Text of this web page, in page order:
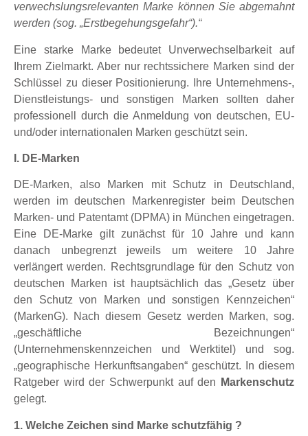
verwechslungsrelevanten Marke können Sie abgemahnt
werden (sog. „Erstbegehungsgefahr“).“
Eine starke Marke bedeutet Unverwechselbarkeit auf
Ihrem Zielmarkt. Aber nur rechtssichere Marken sind der
Schlüssel zu dieser Positionierung. Ihre Unternehmens-,
Dienstleistungs- und sonstigen Marken sollten daher
professionell durch die Anmeldung von deutschen, EU-
und/oder internationalen Marken geschützt sein.
I. DE-Marken
DE-Marken, also Marken mit Schutz in Deutschland,
werden im deutschen Markenregister beim Deutschen
Marken- und Patentamt (DPMA) in München eingetragen.
Eine DE-Marke gilt zunächst für 10 Jahre und kann
danach unbegrenzt jeweils um weitere 10 Jahre
verlängert werden. Rechtsgrundlage für den Schutz von
deutschen Marken ist hauptsächlich das „Gesetz über
den Schutz von Marken und sonstigen Kennzeichen“
(MarkenG). Nach diesem Gesetz werden Marken, sog.
„geschäftliche Bezeichnungen“
(Unternehmenskennzeichen und Werktitel) und sog.
„geographische Herkunftsangaben“ geschützt. In diesem
Ratgeber wird der Schwerpunkt auf den
Markenschutz
gelegt.
1. Welche Zeichen sind Marke schutzfähig ?